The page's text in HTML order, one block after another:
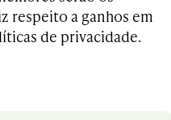
respeito a ganhos em
de privacidade.